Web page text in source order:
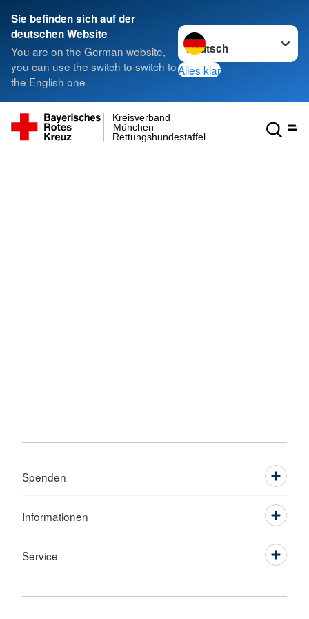
Sie befinden sich auf der
deutschen Website
You are on the German website,
you can use the switch to switch to
the English one
Sprache wechseln zu
Alles klar
Rettungshundestaffel
München
Kreisverband
Spenden
Informationen
Service